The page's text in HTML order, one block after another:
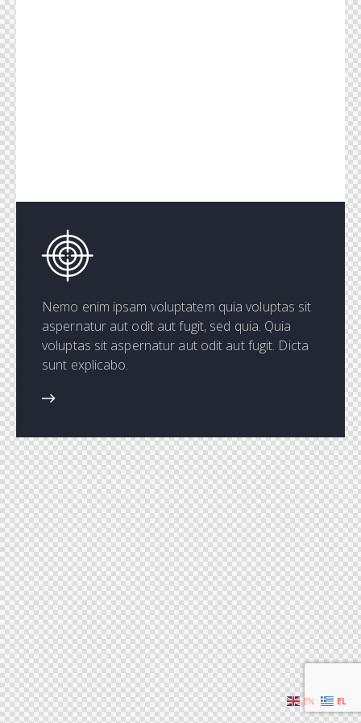
Nemo enim ipsam voluptatem quia voluptas sit
aspernatur aut odit aut fugit, sed quia. Quia
voluptas sit aspernatur aut odit aut fugit. Dicta
sunt explicabo.
EN EL